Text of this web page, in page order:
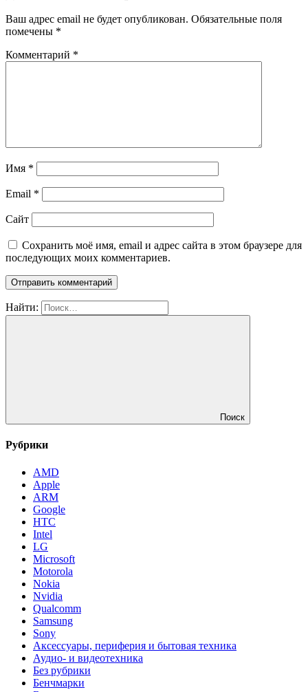
Ваш адрес email не будет опубликован. Обязательные поля
помечены *
Комментарий *
Имя *
Email *
Сайт
Сохранить моё имя, email и адрес сайта в этом браузере для
последующих моих комментариев.
Найти:
Поиск
Рубрики
AMD
Apple
ARM
Google
HTC
Intel
LG
Microsoft
Motorola
Nokia
Nvidia
Qualcomm
Samsung
Sony
Аксессуары, периферия и бытовая техника
Аудио- и видеотехника
Без рубрики
Бенчмарки